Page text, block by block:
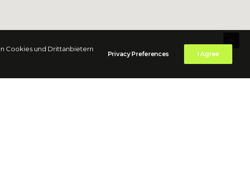
Cookies und Drittanbietern
Privacy Preferences I Agree